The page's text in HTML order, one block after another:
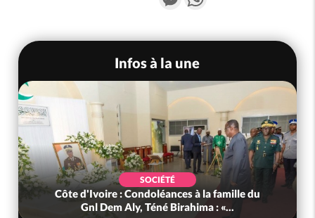
Infos à la une
SOCIÉTÉ
Côte d'Ivoire : Condoléances à la famille du
Gnl Dem Aly, Téné Birahima : «...